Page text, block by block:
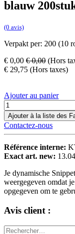
blauw
(0 avis)
Verpakt per: 200 (10
€ 0,00 €0,00 (Hors
€ 29,75 (Hors taxes)
Ajouter au panier
Ajouter à la liste des
Contactez-nous
Référence interne:
Exact art. new:
Je dynamische
weergegeven omdat
opgegeven om te
Avis client :